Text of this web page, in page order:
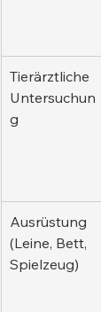
Tierärztliche
Untersuchun
g
Ausrüstung
(Leine, Bett,
Spielzeug)